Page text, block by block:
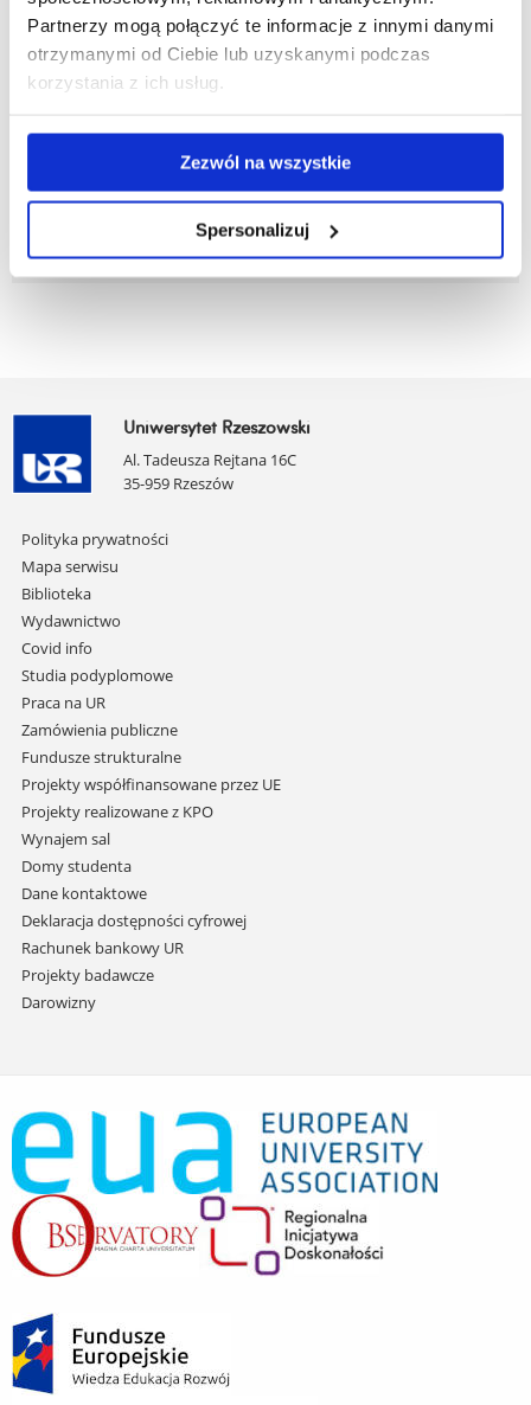
Partnerzy mogą połączyć te informacje z innymi danymi
otrzymanymi od Ciebie lub uzyskanymi podczas
korzystania z ich usług.
Zezwól na wszystkie
Spersonalizuj
zobacz więcej
Uniwersytet Rzeszowski
Al. Tadeusza Rejtana 16C
35-959 Rzeszów
Pomiń
nawigację
i
przejdź
do
treści
Polityka prywatności
Mapa serwisu
Biblioteka
Wydawnictwo
Covid info
Studia podyplomowe
Praca na UR
Zamówienia publiczne
Fundusze strukturalne
Projekty współfinansowane przez UE
Projekty realizowane z KPO
Wynajem sal
Domy studenta
Dane kontaktowe
Deklaracja dostępności cyfrowej
Rachunek bankowy UR
Projekty badawcze
Darowizny